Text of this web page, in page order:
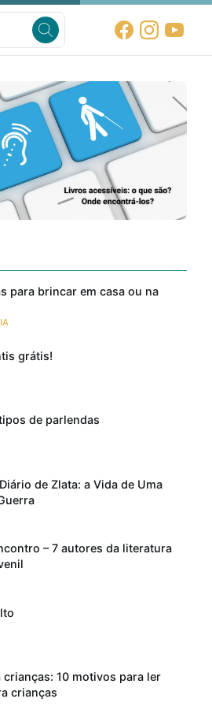
para brincar em casa ou na
grátis!
de parlendas
de Zlata: a Vida de Uma
– 7 autores da literatura
crianças: 10 motivos para ler
crianças